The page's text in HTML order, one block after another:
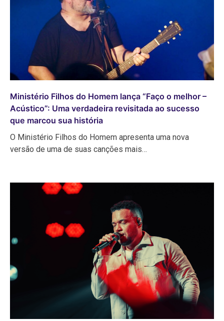
Ministério Filhos do Homem lança “Faço o melhor –
Acústico”: Uma verdadeira revisitada ao sucesso
que marcou sua história
O Ministério Filhos do Homem apresenta uma nova
versão de uma de suas canções mais…